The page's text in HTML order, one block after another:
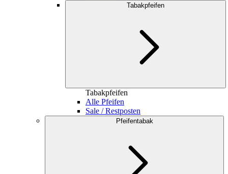
Tabakpfeifen
Tabakpfeifen
Alle Pfeifen
Sale / Restposten
Pfeifentabak